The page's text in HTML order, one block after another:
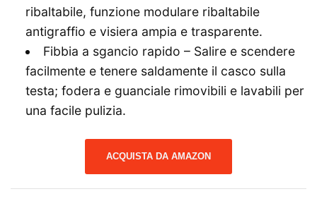
ribaltabile, funzione modulare ribaltabile
antigraffio e visiera ampia e trasparente.
Fibbia a sgancio rapido – Salire e scendere
facilmente e tenere saldamente il casco sulla
testa; fodera e guanciale rimovibili e lavabili per
una facile pulizia.
ACQUISTA DA AMAZON